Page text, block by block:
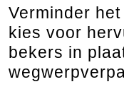
Verminder
kies voor
bekers in